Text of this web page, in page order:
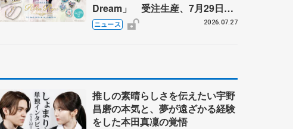
Dream」 受注生産、7月29日受
け付け開始
ニュース 2026.07.27
推しの素晴らしさを伝えたい宇野
昌磨の本気と、夢が遠ざかる経験
をした本田真凜の覚悟